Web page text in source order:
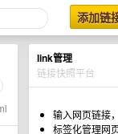
添加链
link管理
链接快照平台
输入网页链接
标签化管理网